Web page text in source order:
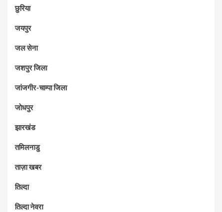
छुरिया
जयपुर
जल सेना
जशपुर जिला
जांजगीर-चाम्पा जिला
जोधपुर
झारखंड
तमिलनाडु
ताज़ा खबर
तिल्दा
तिल्दा नेवरा